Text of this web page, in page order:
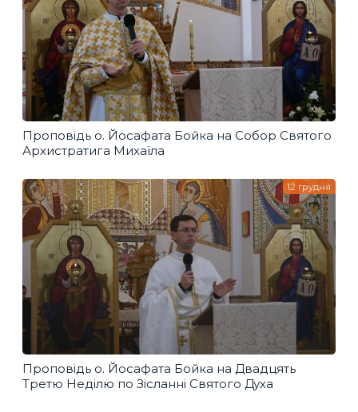
Проповідь о. Йосафата Бойка на Собор Святого
Архистратига Михаїла
Проповідь о. Йосафата Бойка на Двадцять
Третю Неділю по Зісланні Святого Духа
12 грудня